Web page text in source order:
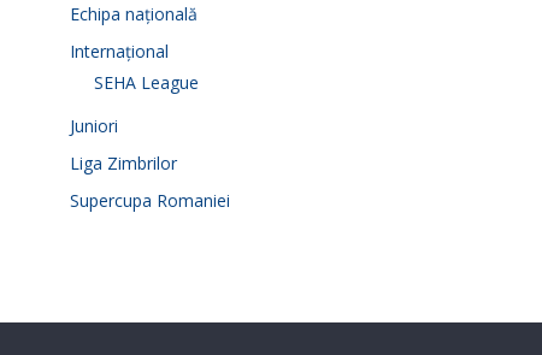
Echipa națională
Internațional
SEHA League
Juniori
Liga Zimbrilor
Supercupa Romaniei